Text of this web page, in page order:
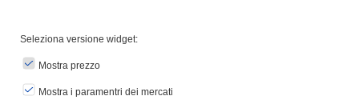
Seleziona versione widget:
Mostra prezzo
Mostra i paramentri dei mercati